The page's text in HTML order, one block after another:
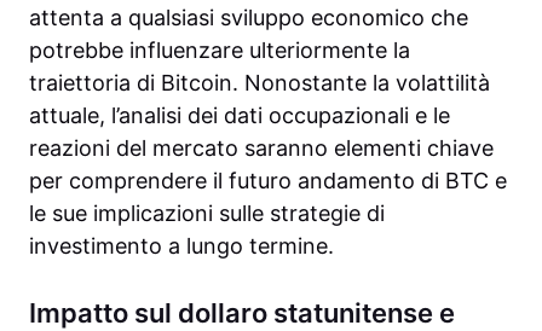
attenta a qualsiasi sviluppo economico che
potrebbe influenzare ulteriormente la
traiettoria di Bitcoin. Nonostante la volattilità
attuale, l’analisi dei dati occupazionali e le
reazioni del mercato saranno elementi chiave
per comprendere il futuro andamento di BTC e
le sue implicazioni sulle strategie di
investimento a lungo termine.
Impatto sul dollaro statunitense e